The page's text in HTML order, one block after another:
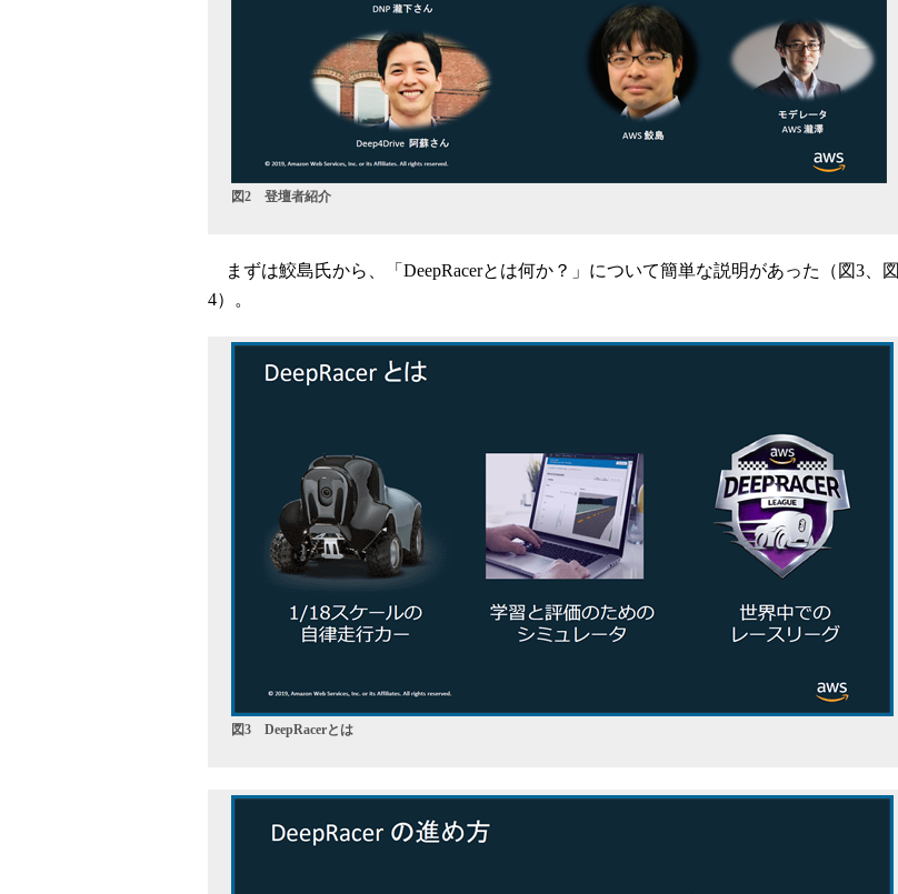
図2 登壇者紹介
まずは鮫島氏から、「DeepRacerとは何か？」について簡単な説明があった（図3、図
4）。
図3 DeepRacerとは